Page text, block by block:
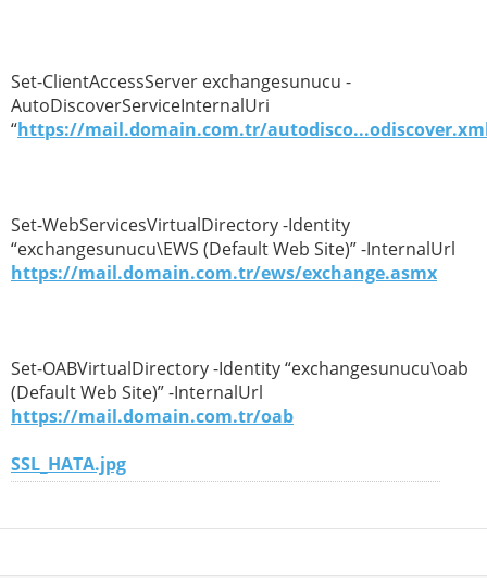
Set-ClientAccessServer exchangesunucu -
AutoDiscoverServiceInternalUri
“https://mail.domain.com.tr/
Set-WebServicesVirtualDirectory -Identity
“exchangesunucu\EWS (Default Web Site)” -InternalUrl
https://mail.domain.com.tr/ews/exchange.asmx
Set-OABVirtualDirectory -Identity “exchangesunucu\oab
(Default Web Site)” -InternalUrl
https://mail.domain.com.tr/oab
SSL_HATA.jpg